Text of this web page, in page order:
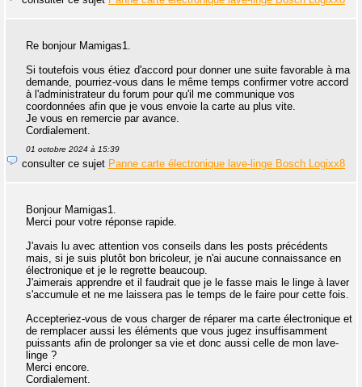
Re bonjour Mamigas1.
Si toutefois vous étiez d'accord pour donner une suite favorable à ma
demande, pourriez-vous dans le même temps confirmer votre accord
à l'administrateur du forum pour qu'il me communique vos
coordonnées afin que je vous envoie la carte au plus vite.
Je vous en remercie par avance.
Cordialement.
01 octobre 2024 à 15:39
consulter ce sujet Panne carte électronique lave-linge Bosch Logixx8
Bonjour Mamigas1.
Merci pour votre réponse rapide.
J'avais lu avec attention vos conseils dans les posts précédents
mais, si je suis plutôt bon bricoleur, je n'ai aucune connaissance en
électronique et je le regrette beaucoup.
J'aimerais apprendre et il faudrait que je le fasse mais le linge à laver
s'accumule et ne me laissera pas le temps de le faire pour cette fois.
Accepteriez-vous de vous charger de réparer ma carte électronique et
de remplacer aussi les éléments que vous jugez insuffisamment
puissants afin de prolonger sa vie et donc aussi celle de mon lave-
linge ?
Merci encore.
Cordialement.